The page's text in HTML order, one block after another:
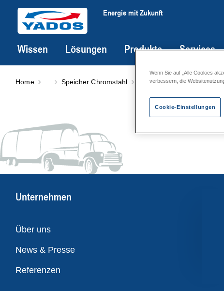
Energie mit Zukunft
Wissen Lösungen Produkte Services
Home Speicher Chromstahl Speicher CP… für
Unternehmen
Übersicht
Über uns
News & Presse
Referenzen
Wenn Sie auf „Alle Cookies
verbessern, die
Cookie-Einstellungen